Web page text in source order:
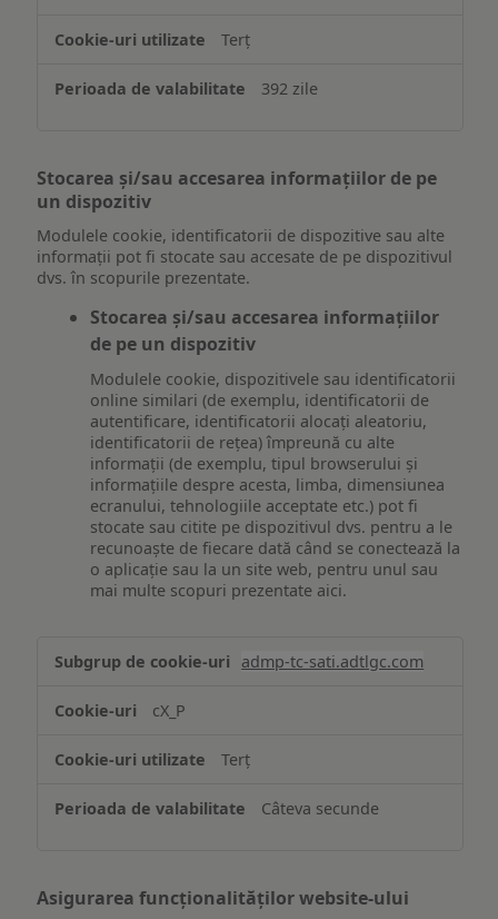
Terț
392 zile
Stocarea și/sau accesarea informațiilor de pe
un dispozitiv
Modulele cookie, identificatorii de dispozitive sau alte
informații pot fi stocate sau accesate de pe dispozitivul
dvs. în scopurile prezentate.
Stocarea și/sau accesarea informațiilor
de pe un dispozitiv
Modulele cookie, dispozitivele sau identificatorii
online similari (de exemplu, identificatorii de
autentificare, identificatorii alocați aleatoriu,
identificatorii de rețea) împreună cu alte
informații (de exemplu, tipul browserului și
informațiile despre acesta, limba, dimensiunea
ecranului, tehnologiile acceptate etc.) pot fi
stocate sau citite pe dispozitivul dvs. pentru a le
recunoaște de fiecare dată când se conectează la
o aplicație sau la un site web, pentru unul sau
mai multe scopuri prezentate aici.
și/sau
informațiilor
pe
dispozitiv
admp-tc-sati.adtlgc.com
cX_P
Terț
Câteva secunde
Asigurarea funcționalităților website-ului